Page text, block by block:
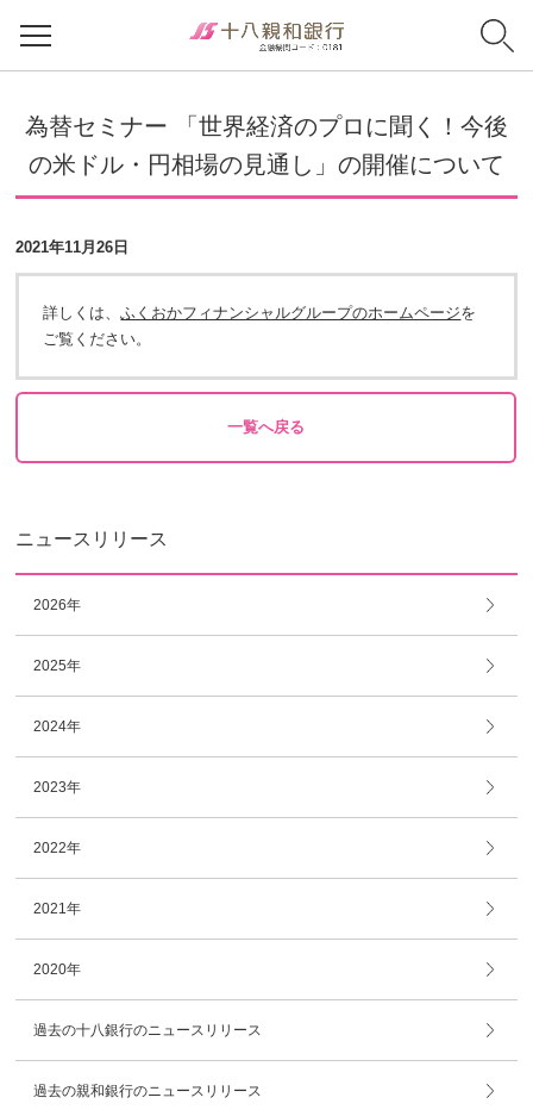
為替セミナー 「世界経済のプロに聞く！今後
の米ドル・円相場の見通し」の開催について
2021年11月26日
詳しくは、ふくおかフィナンシャルグループのホームページを
ご覧ください。
一覧へ戻る
ニュースリリース
2026年
2025年
2024年
2023年
2022年
2021年
2020年
過去の十八銀行のニュースリリース
過去の親和銀行のニュースリリース